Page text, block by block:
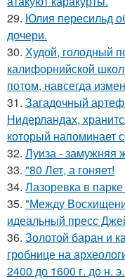
29. Юлия пересильд
дочери.
30. Худой, голодный
калифорнийской
потом, навсегда
31. Загадочный
Нидерландах,
который напоминает
32. Луиза - замужняя
33. "80 Лет, а гоняет!
34. Лазоревка в
35. "Между
идеальный пресс
36. Золотой баран и
гробнице на
2400 до 1600 г. до н.